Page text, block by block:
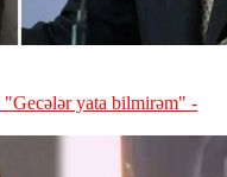
"Gecələr yata bilmirəm" -